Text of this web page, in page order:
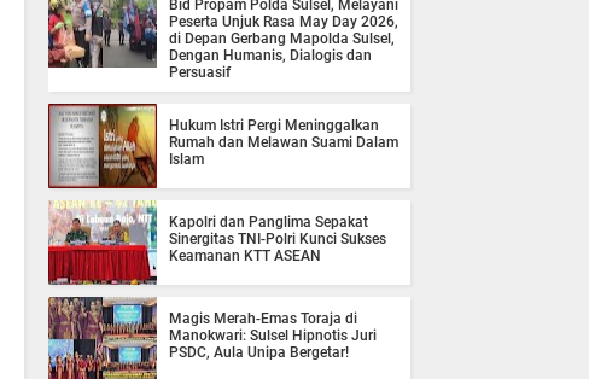
Bid Propam Polda Sulsel, Melayani
Peserta Unjuk Rasa May Day 2026,
di Depan Gerbang Mapolda Sulsel,
Dengan Humanis, Dialogis dan
Persuasif
Hukum Istri Pergi Meninggalkan
Rumah dan Melawan Suami Dalam
Islam
Kapolri dan Panglima Sepakat
Sinergitas TNI-Polri Kunci Sukses
Keamanan KTT ASEAN
Magis Merah-Emas Toraja di
Manokwari: Sulsel Hipnotis Juri
PSDC, Aula Unipa Bergetar!